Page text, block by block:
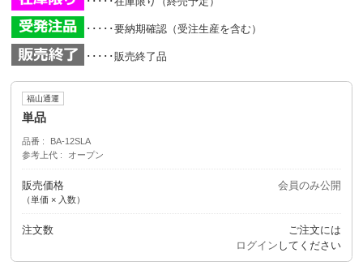
･････要納期確認（受注生産を含む）
･････販売終了品
福山通運
単品
品番
BA-12SLA
参考上代
オープン
販売価格
（単価 × 入数）
会員のみ公開
注文数
ご注文には
ログイン してください